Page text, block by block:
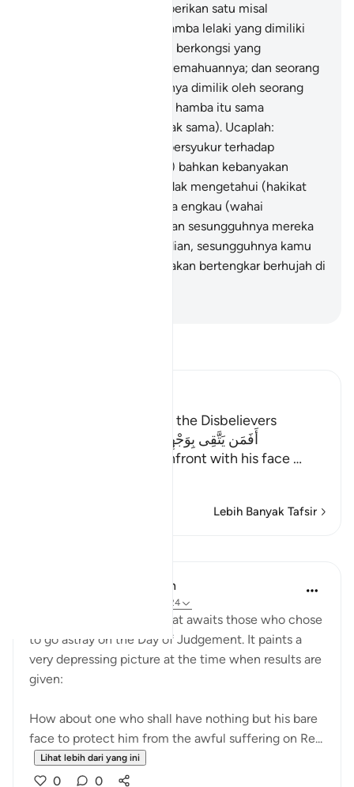
The Final Destination of the Disbelievers
أَفَمَن يَتَّقِى بِوَجْهِهِ سُوءَ الْعَذَابِ يَوْمَ الْقِيَـمَةِ
(Is he then, who will confront with his face …
Lebih Banyak Tafsir
In the Shade of the Quran
ayat 39:24
The surah then shows what awaits those who chose
to go astray on the Day of Judgement. It paints a
very depressing picture at the time when results are
given:
How about one who shall have nothing but his bare
face to protect him from the awful suffering on Re...
Lihat lebih dari yang ini
0 0
Allah memberikan satu misal
perbandingan: Seorang hamba lelaki yang dimiliki
oleh beberapa orang yang berkongsi yang
bertentangan tabiat dan kemahuannya; dan seorang
hamba lelaki yang lain hanya dimilik oleh seorang
sahaja; adakah kedua-dua hamba itu sama
keadaannya (Tentulah tidak sama). Ucaplah:
"Alhamdulillah" (sebagai bersyukur terhadap
penjelasan soal tauhid itu) bahkan kebanyakan
mereka (yang musyrik) tidak mengetahui (hakikat
Sesungguhnya engkau (wahai
Muhammad) akan mati, dan sesungguhnya mereka
Kemudian, sesungguhnya kamu
semua, pada hari kiamat, akan bertengkar berhujah di